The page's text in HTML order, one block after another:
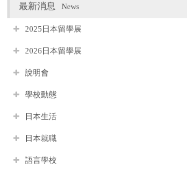
最新消息 News
2025日本留學展
2026日本留學展
說明會
學校動態
日本生活
日本就職
語言學校